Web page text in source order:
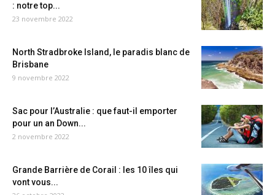
: notre top...
23 novembre 2022
North Stradbroke Island, le paradis blanc de
Brisbane
9 novembre 2022
Sac pour l’Australie : que faut-il emporter
pour un an Down...
2 novembre 2022
Grande Barrière de Corail : les 10 îles qui
vont vous...